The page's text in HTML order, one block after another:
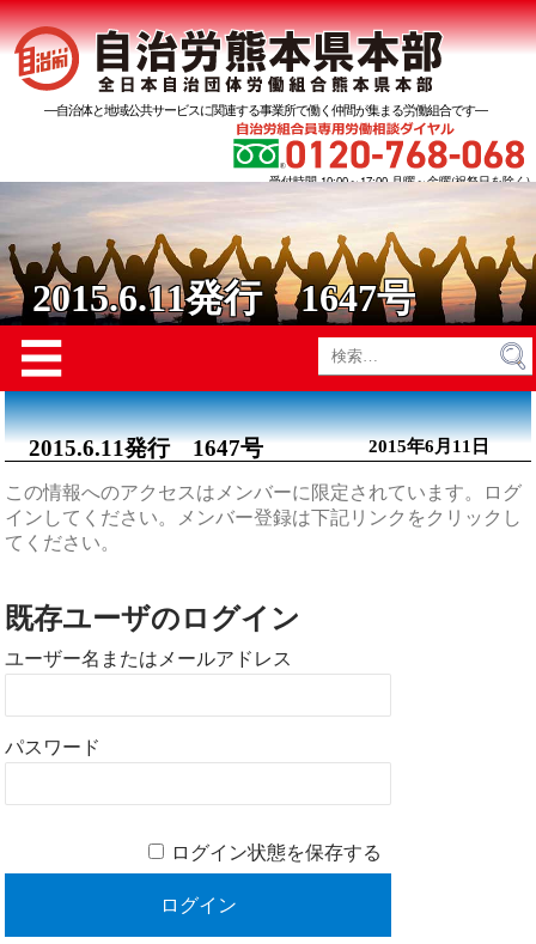
―自治体と地域公共サービスに関連する事業所で働く仲間が集まる労働組合です―
受付時間 10:00～17:00 月曜～金曜(祝祭日を除く)
2015.6.11発行 1647号
☰
検
索:
2015.6.11発行 1647号 2015年6月11日
この情報へのアクセスはメンバーに限定されています。ログ
インしてください。メンバー登録は下記リンクをクリックし
てください。
既存ユーザのログイン
ユーザー名またはメールアドレス
パスワード
ログイン状態を保存する